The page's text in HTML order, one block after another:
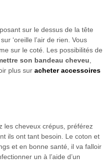
sur le dessus de la tête
‘oreille l’air de rien. Vous
sur le coté. Les possibilités de
son bandeau cheveu
plus sur acheter accessoires
les cheveux crépus, préférez
ils ont tant besoin. Le coton et
et en bonne santé, il va falloir
un à l’aide d’un